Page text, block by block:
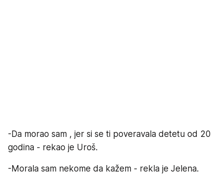
-Da morao sam , jer si se ti poveravala detetu od 20
godina - rekao je Uroš.
-Morala sam nekome da kažem - rekla je Jelena.